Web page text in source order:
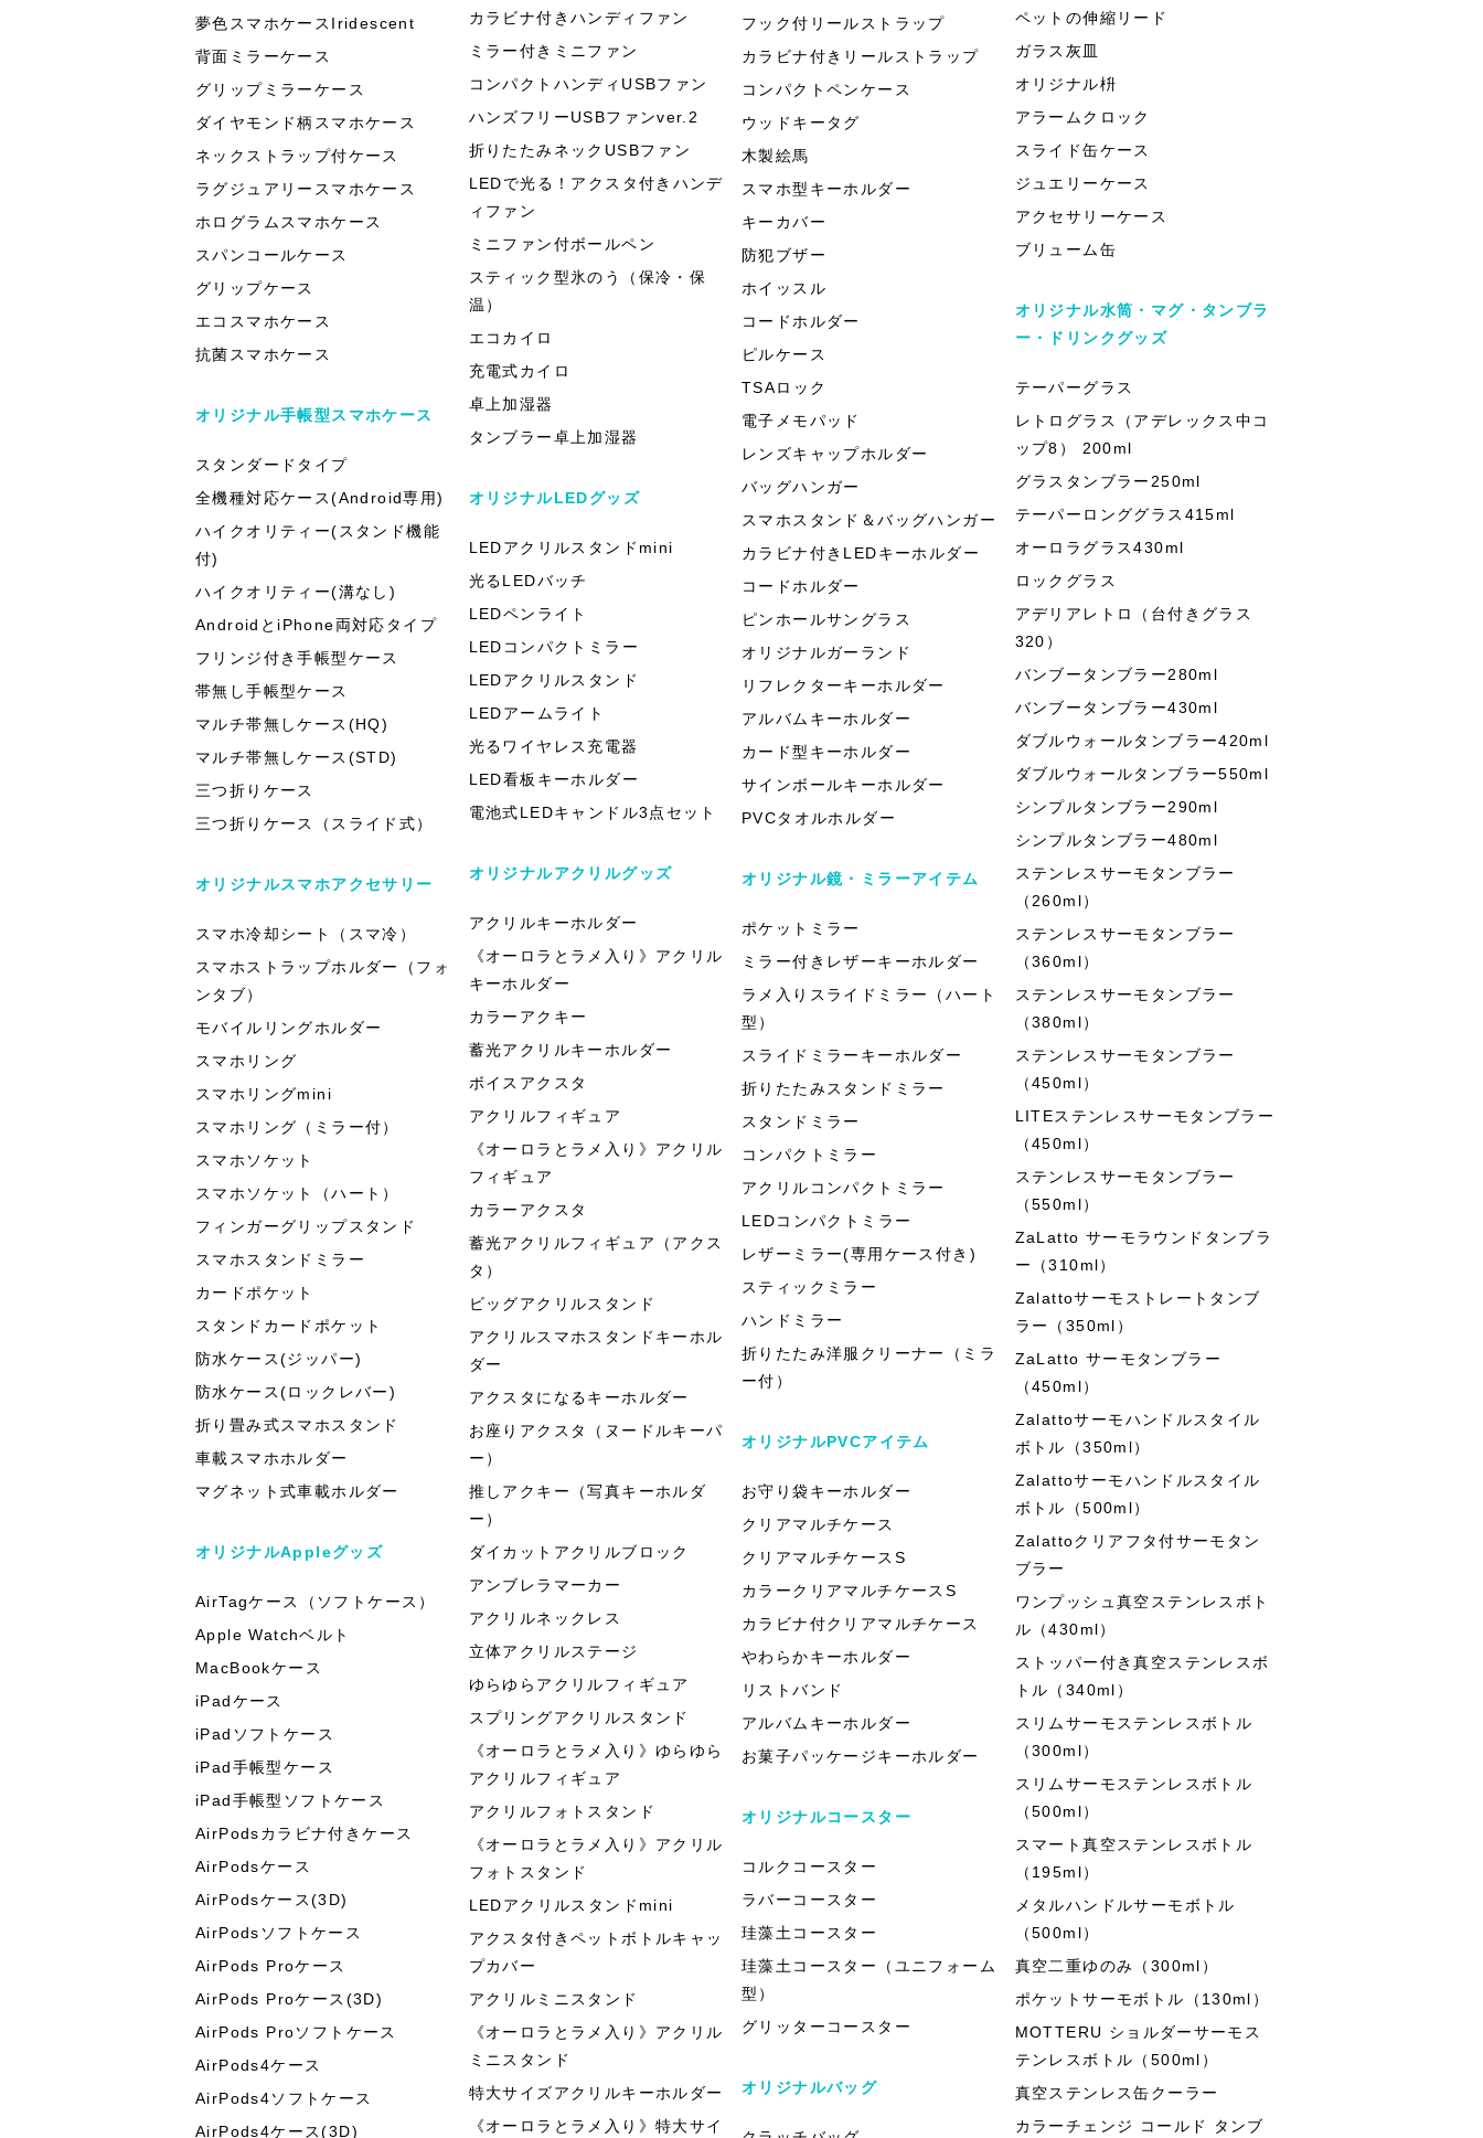
夢色スマホケースIridescent
背面ミラーケース
グリップミラーケース
ダイヤモンド柄スマホケース
ネックストラップ付ケース
ラグジュアリースマホケース
ホログラムスマホケース
スパンコールケース
グリップケース
エコスマホケース
抗菌スマホケース
オリジナル手帳型スマホケース
スタンダードタイプ
全機種対応ケース(Android専用)
ハイクオリティー(スタンド機能
付)
ハイクオリティー(溝なし)
AndroidとiPhone両対応タイプ
フリンジ付き手帳型ケース
帯無し手帳型ケース
マルチ帯無しケース(HQ)
マルチ帯無しケース(STD)
三つ折りケース
三つ折りケース（スライド式）
オリジナルスマホアクセサリー
スマホ冷却シート（スマ冷）
スマホストラップホルダー（フォ
ンタブ）
モバイルリングホルダー
スマホリング
スマホリングmini
スマホリング（ミラー付）
スマホソケット
スマホソケット（ハート）
フィンガーグリップスタンド
スマホスタンドミラー
カードポケット
スタンドカードポケット
防水ケース(ジッパー)
防水ケース(ロックレバー)
折り畳み式スマホスタンド
車載スマホホルダー
マグネット式車載ホルダー
オリジナルAppleグッズ
AirTagケース（ソフトケース）
Apple Watchベルト
MacBookケース
iPadケース
iPadソフトケース
iPad手帳型ケース
iPad手帳型ソフトケース
AirPodsカラビナ付きケース
AirPodsケース
AirPodsケース(3D)
AirPodsソフトケース
AirPods Proケース
AirPods Proケース(3D)
AirPods Proソフトケース
AirPods4ケース
AirPods4ソフトケース
AirPods4ケース(3D)
カラビナ付きハンディファン
ミラー付きミニファン
コンパクトハンディUSBファン
ハンズフリーUSBファンver.2
折りたたみネックUSBファン
LEDで光る！アクスタ付きハンデ
ィファン
ミニファン付ボールペン
スティック型氷のう（保冷・保
温）
エコカイロ
充電式カイロ
卓上加湿器
タンブラー卓上加湿器
オリジナルLEDグッズ
LEDアクリルスタンドmini
光るLEDバッチ
LEDペンライト
LEDコンパクトミラー
LEDアクリルスタンド
LEDアームライト
光るワイヤレス充電器
LED看板キーホルダー
電池式LEDキャンドル3点セット
オリジナルアクリルグッズ
アクリルキーホルダー
《オーロラとラメ入り》アクリル
キーホルダー
カラーアクキー
蓄光アクリルキーホルダー
ボイスアクスタ
アクリルフィギュア
《オーロラとラメ入り》アクリル
フィギュア
カラーアクスタ
蓄光アクリルフィギュア（アクス
タ）
ビッグアクリルスタンド
アクリルスマホスタンドキーホル
ダー
アクスタになるキーホルダー
お座りアクスタ（ヌードルキーパ
ー）
推しアクキー（写真キーホルダ
ー）
ダイカットアクリルブロック
アンブレラマーカー
アクリルネックレス
立体アクリルステージ
ゆらゆらアクリルフィギュア
スプリングアクリルスタンド
《オーロラとラメ入り》ゆらゆら
アクリルフィギュア
アクリルフォトスタンド
《オーロラとラメ入り》アクリル
フォトスタンド
LEDアクリルスタンドmini
アクスタ付きペットボトルキャッ
プカバー
アクリルミニスタンド
《オーロラとラメ入り》アクリル
ミニスタンド
特大サイズアクリルキーホルダー
《オーロラとラメ入り》特大サイ
フック付リールストラップ
カラビナ付きリールストラップ
コンパクトペンケース
ウッドキータグ
木製絵馬
スマホ型キーホルダー
キーカバー
防犯ブザー
ホイッスル
コードホルダー
ピルケース
TSAロック
電子メモパッド
レンズキャップホルダー
バッグハンガー
スマホスタンド＆バッグハンガー
カラビナ付きLEDキーホルダー
コードホルダー
ピンホールサングラス
オリジナルガーランド
リフレクターキーホルダー
アルバムキーホルダー
カード型キーホルダー
サインボールキーホルダー
PVCタオルホルダー
オリジナル鏡・ミラーアイテム
ポケットミラー
ミラー付きレザーキーホルダー
ラメ入りスライドミラー（ハート
型）
スライドミラーキーホルダー
折りたたみスタンドミラー
スタンドミラー
コンパクトミラー
アクリルコンパクトミラー
LEDコンパクトミラー
レザーミラー(専用ケース付き)
スティックミラー
ハンドミラー
折りたたみ洋服クリーナー（ミラ
ー付）
オリジナルPVCアイテム
お守り袋キーホルダー
クリアマルチケース
クリアマルチケースS
カラークリアマルチケースS
カラビナ付クリアマルチケース
やわらかキーホルダー
リストバンド
アルバムキーホルダー
お菓子パッケージキーホルダー
オリジナルコースター
コルクコースター
ラバーコースター
珪藻土コースター
珪藻土コースター（ユニフォーム
型）
グリッターコースター
オリジナルバッグ
ペットの伸縮リード
ガラス灰皿
オリジナル枡
アラームクロック
スライド缶ケース
ジュエリーケース
アクセサリーケース
ブリューム缶
オリジナル水筒・マグ・タンブラ
ー・ドリンクグッズ
テーパーグラス
レトログラス（アデレックス中コ
ップ8） 200ml
グラスタンブラー250ml
テーパーロンググラス415ml
オーロラグラス430ml
ロックグラス
アデリアレトロ（台付きグラス
320）
バンブータンブラー280ml
バンブータンブラー430ml
ダブルウォールタンブラー420ml
ダブルウォールタンブラー550ml
シンプルタンブラー290ml
シンプルタンブラー480ml
ステンレスサーモタンブラー
（260ml）
ステンレスサーモタンブラー
（360ml）
ステンレスサーモタンブラー
（380ml）
ステンレスサーモタンブラー
（450ml）
LITEステンレスサーモタンブラー
（450ml）
ステンレスサーモタンブラー
（550ml）
ZaLatto サーモラウンドタンブラ
ー（310ml）
Zalattoサーモストレートタンブ
ラー（350ml）
ZaLatto サーモタンブラー
（450ml）
Zalattoサーモハンドルスタイル
ボトル（350ml）
Zalattoサーモハンドルスタイル
ボトル（500ml）
Zalattoクリアフタ付サーモタン
ブラー
ワンプッシュ真空ステンレスボト
ル（430ml）
ストッパー付き真空ステンレスボ
トル（340ml）
スリムサーモステンレスボトル
（300ml）
スリムサーモステンレスボトル
（500ml）
スマート真空ステンレスボトル
（195ml）
メタルハンドルサーモボトル
（500ml）
真空二重ゆのみ（300ml）
ポケットサーモボトル（130ml）
MOTTERU ショルダーサーモス
テンレスボトル（500ml）
真空ステンレス缶クーラー
カラーチェンジ コールド タンブ